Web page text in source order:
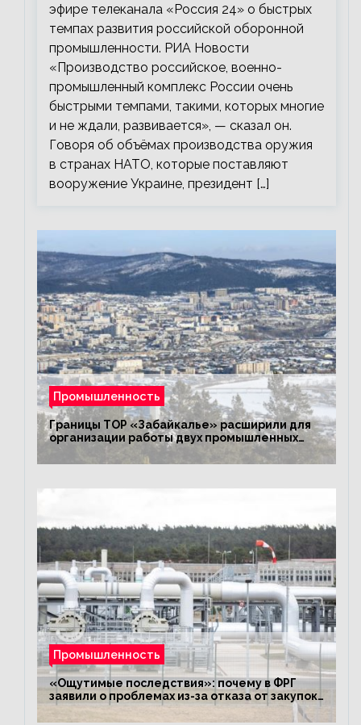
эфире телеканала «Россия 24» о быстрых
темпах развития российской оборонной
промышленности. РИА Новости
«Производство российское, военно-
промышленный комплекс России очень
быстрыми темпами, такими, которых многие
и не ждали, развивается», — сказал он.
Говоря об объёмах производства оружия
в странах НАТО, которые поставляют
вооружение Украине, президент […]
Промышленность
Границы ТОР «Забайкалье» расширили для
организации работы двух промышленных
предприятий
Промышленность
«Ощутимые последствия»: почему в ФРГ
заявили о проблемах из-за отказа от закупок
российского газа